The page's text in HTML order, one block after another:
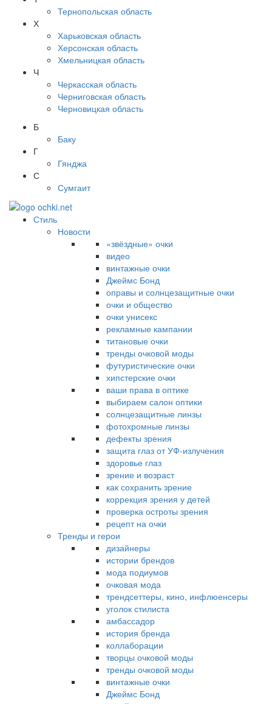
Тернопольская область
Х
Харьковская область
Херсонская область
Хмельницкая область
Ч
Черкасская область
Черниговская область
Черновицкая область
Б
Баку
Г
Гянджа
С
Сумгаит
Стиль
Новости
«звёздные» очки
видео
винтажные очки
Джеймс Бонд
оправы и солнцезащитные очки
очки и общество
очки унисекс
рекламные кампании
титановые очки
тренды очковой моды
футуристические очки
хипстерские очки
ваши права в оптике
выбираем салон оптики
солнцезащитные линзы
фотохромные линзы
дефекты зрения
защита глаз от УФ-излучения
здоровье глаз
зрение и возраст
как сохранить зрение
коррекция зрения у детей
проверка остроты зрения
рецепт на очки
Тренды и герои
дизайнеры
истории брендов
мода подиумов
очковая мода
трендсеттеры, кино, инфлюенсеры
уголок стилиста
амбассадор
история бренда
коллаборации
творцы очковой моды
тренды очковой моды
винтажные очки
Джеймс Бонд